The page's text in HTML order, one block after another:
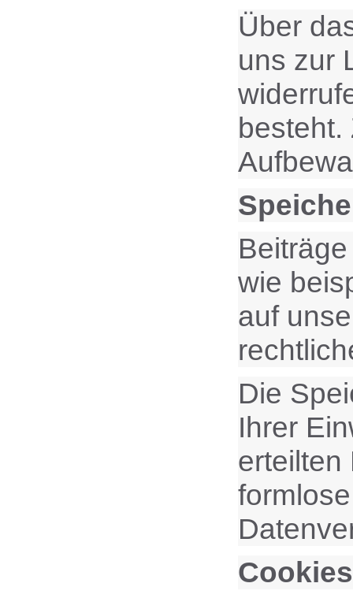
Über
uns zur
besteht.
wie
auf
Die
Ihrer
erteilten
Cookies